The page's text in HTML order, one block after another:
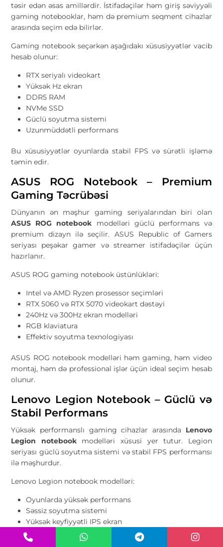
təsir edən əsas amillərdir. İstifadəçilər həm giriş səviyyəli
gaming notebooklar, həm də premium seqment cihazlar
arasında seçim edə bilirlər.
Gaming notebook seçərkən aşağıdakı xüsusiyyətlər vacib
hesab olunur:
RTX seriyalı videokart
Yüksək Hz ekran
DDR5 RAM
NVMe SSD
Güclü soyutma sistemi
Uzunmüddətli performans
Bu xüsusiyyətlər oyunlarda stabil FPS və sürətli işləmə
təmin edir.
ASUS ROG Notebook – Premium
Gaming Təcrübəsi
Dünyanın ən məşhur gaming seriyalarından biri olan
ASUS ROG notebook modelləri güclü performans və
premium dizayn ilə seçilir. ASUS Republic of Gamers
seriyası peşəkar gamer və streamer istifadəçilər üçün
hazırlanır.
ASUS ROG gaming notebook üstünlükləri:
Intel və AMD Ryzen prosessor seçimləri
RTX 5060 və RTX 5070 videokart dəstəyi
240Hz və 300Hz ekran modelləri
RGB klaviatura
Effektiv soyutma texnologiyası
ASUS ROG notebook modelləri həm gaming, həm video
montaj, həm də professional işlər üçün ideal seçim hesab
olunur.
Lenovo Legion Notebook – Güclü və
Stabil Performans
Yüksək performanslı gaming cihazlar arasında Lenovo
Legion notebookmodelləri xüsusi yer tutur. Legion
seriyası güclü soyutma sistemi və stabil FPS performansı
ilə məşhurdur.
Lenovo Legion notebook modelləri:
Oyunlarda yüksək performans
Səssiz soyutma sistemi
Yüksək keyfiyyətli IPS ekran
RTX seriyalı videokartlar
DDR5 yaddaş dəstəyi